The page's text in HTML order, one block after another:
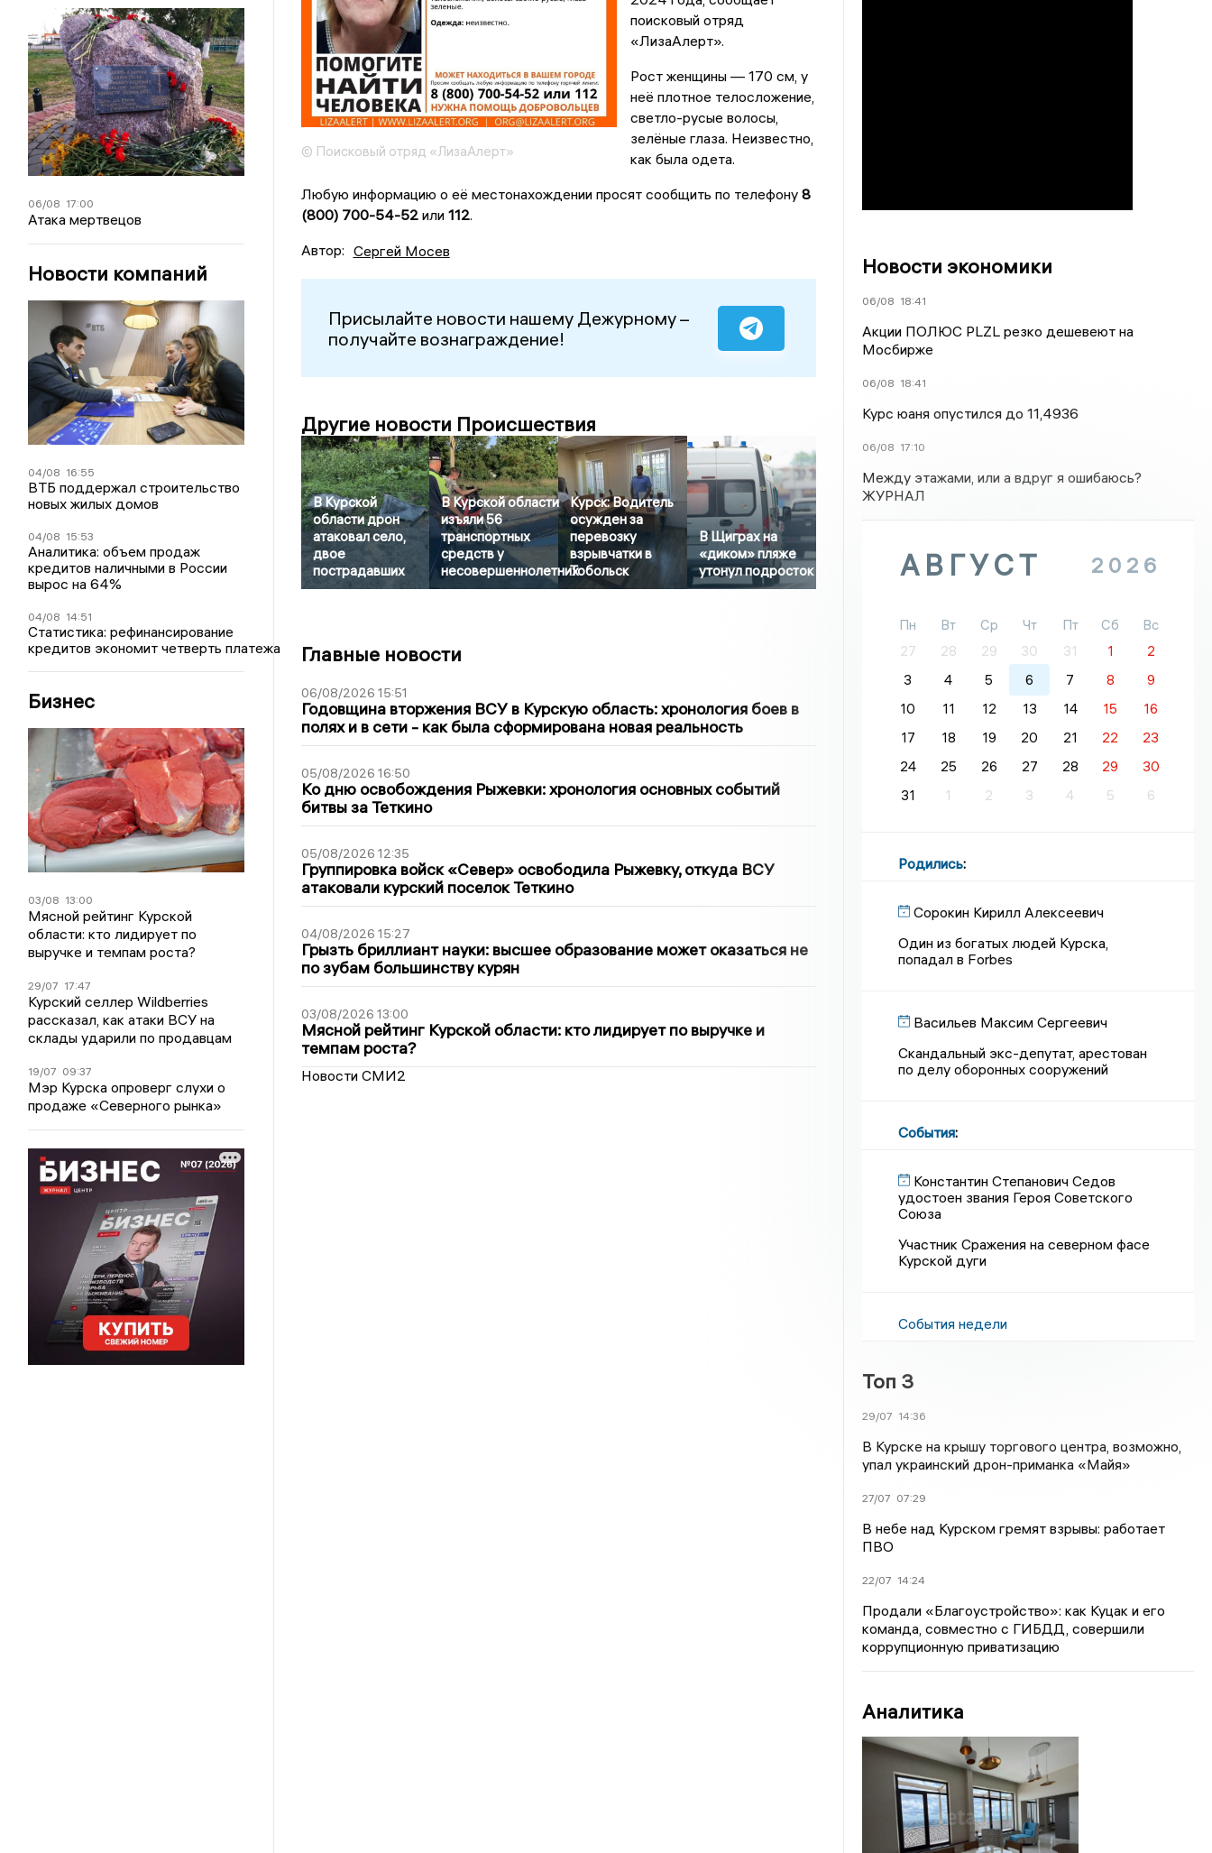
06/08 17:00
Атака мертвецов
Новости компаний
04/08 16:55
ВТБ поддержал строительство
новых жилых домов
04/08 15:53
Аналитика: объем продаж
кредитов наличными в России
вырос на 64%
04/08 14:51
Статистика: рефинансирование
кредитов экономит четверть платежа
Бизнес
03/08 13:00
Мясной рейтинг Курской
области: кто лидирует по
выручке и темпам роста?
29/07 17:47
Курский селлер Wildberries
рассказал, как атаки ВСУ на
склады ударили по продавцам
19/07 09:37
Мэр Курска опроверг слухи о
продаже «Северного рынка»
© Поисковый отряд «ЛизаАлерт»
поисковый отряд
«ЛизаАлерт».
Рост женщины — 170 см, у
неё плотное телосложение,
светло-русые волосы,
зелёные глаза. Неизвестно,
как была одета.
Любую информацию о её местонахождении просят сообщить по телефону 8
(800) 700-54-52или 112.
Автор: Сергей Мосев
Присылайте новости нашему Дежурному –
получайте вознаграждение!
Другие новости Происшествия
В Курской
области дрон
атаковал село,
двое
пострадавших
В Курской области
изъяли 56
транспортных
средств у
несовершеннолетних
Курск: Водитель
осужден за
перевозку
взрывчатки в
Тобольск
В Щиграх на
«диком» пляже
утонул подросток
Главные новости
06/08/2026 15:51
Годовщина вторжения ВСУ в Курскую область: хронология боев в
полях и в сети - как была сформирована новая реальность
05/08/2026 16:50
Ко дню освобождения Рыжевки: хронология основных событий
битвы за Теткино
05/08/2026 12:35
Группировка войск «Север» освободила Рыжевку, откуда ВСУ
атаковали курский поселок Теткино
04/08/2026 15:27
Грызть бриллиант науки: высшее образование может оказаться не
по зубам большинству курян
03/08/2026 13:00
Мясной рейтинг Курской области: кто лидирует по выручке и
темпам роста?
Новости СМИ2
Новости экономики
06/08 18:41
Акции ПОЛЮС PLZL резко дешевеют на
Мосбирже
06/08 18:41
Курс юаня опустился до 11,4936
06/08 17:10
Между этажами, или а вдруг я ошибаюсь?
ЖУРНАЛ
АВГУСТ 2026
Пн Вт Ср Чт Пт Сб
Вс
27
28 29 30 31 1
2
3
4 5 6 7 8
9
10
11 12 13 14 15
16
17
18 19 20 21 22
23
24
25 26 27 28 29
30
31
1 2 3 4 5 6
Родились:
Сорокин Кирилл Алексеевич
Один из богатых людей Курска,
попадал в Forbes
Васильев Максим Сергеевич
Скандальный экс-депутат, арестован
по делу оборонных сооружений
События:
Константин Степанович Седов
удостоен звания Героя Советского
Союза
Участник Сражения на северном фасе
Курской дуги
События недели
Топ 3
29/07 14:36
В Курске на крышу торгового центра, возможно,
упал украинский дрон-приманка «Майя»
27/07 07:29
В небе над Курском гремят взрывы: работает
ПВО
22/07 14:24
Продали «Благоустройство»: как Куцак и его
команда, совместно с ГИБДД, совершили
коррупционную приватизацию
Аналитика